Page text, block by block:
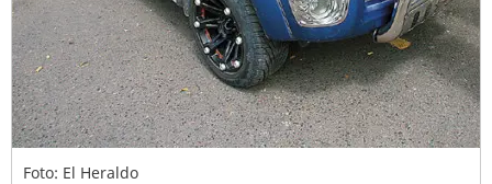
Foto: El Heraldo